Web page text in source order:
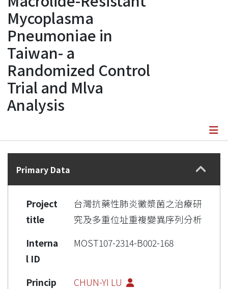
Researchers
Organizations
Statistics
Mycoplasma
Pneumoniae in
Taiwan- a
Randomized Control
Trial and Mlva
Analysis
Details
Primary Data
Project
title
台灣抗藥性肺炎黴漿菌之治療研
究及多重位址重複變異序列分析
Interna
l ID
MOST107-2314-B002-168
Princip
CHUN-YI LU